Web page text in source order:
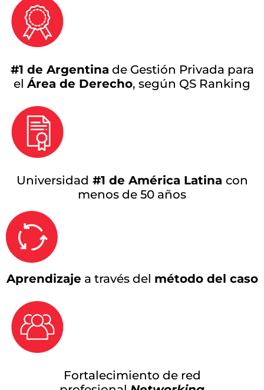
#1 de Argentina de Gestión Privada para
el Área de Derecho, según QS Ranking
Universidad #1 de América Latina con
menos de 50 años
Aprendizaje a través del método del caso
Fortalecimiento de red